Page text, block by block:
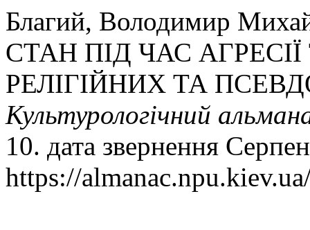
Благий, Володимир
СТАН ПІД ЧАС
РЕЛІГІЙНИХ ТА
Культурологічний
10. дата звернення
https://